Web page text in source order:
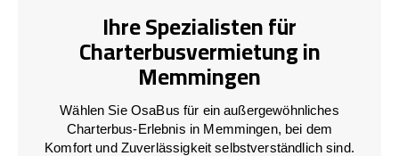
Ihre Spezialisten für
Charterbusvermietung in
Memmingen
Wählen Sie OsaBus für ein außergewöhnliches
Charterbus-Erlebnis in Memmingen, bei dem
Komfort und Zuverlässigkeit selbstverständlich sind.